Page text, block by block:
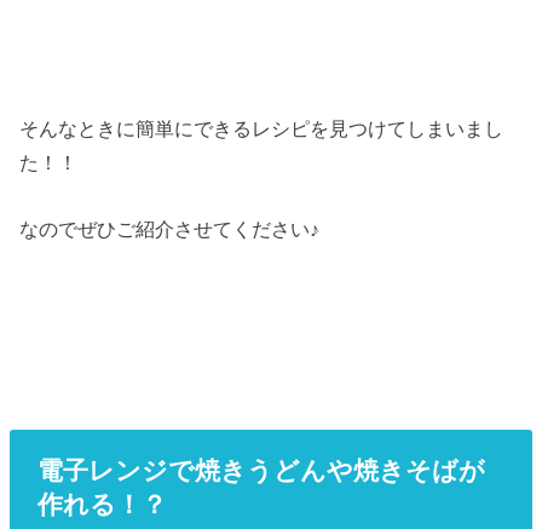
そんなときに簡単にできるレシピを見つけてしまいまし
た！！
なのでぜひご紹介させてください♪
電子レンジで焼きうどんや焼きそばが
作れる！？